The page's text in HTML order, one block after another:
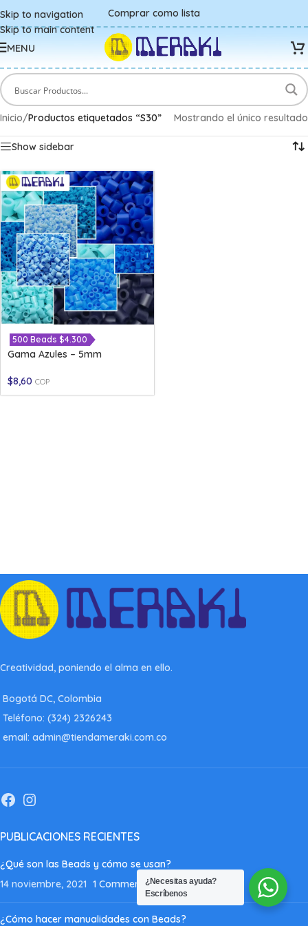
Skip to navigation
Skip to main content
Comprar como lista
MENU
Inicio/Productos etiquetados “S30” Mostrando el único resultado
Show sidebar
500 Beads $4.300
Gama Azules – 5mm
$8,60 COP
Creatividad, poniendo el alma en ello.
Bogotá DC, Colombia
Teléfono: (324) 2326243
email: admin@tiendameraki.com.co
PUBLICACIONES RECIENTES
¿Qué son las Beads y cómo se usan?
14 noviembre, 2021 1 Comment
¿Cómo hacer manualidades con Beads?
¿Necesitas ayuda?
Escríbenos